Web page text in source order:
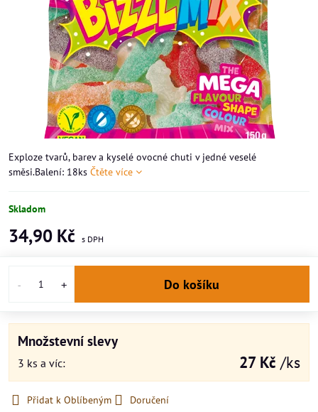
Exploze tvarů, barev a kyselé ovocné chuti v jedné veselé
směsi.Balení: 18ks Čtěte více
Skladom
34,90 Kč
Do košíku
Množstevní slevy
3 ks a víc: 27 Kč /ks
Přidat k Oblíbeným Doručení